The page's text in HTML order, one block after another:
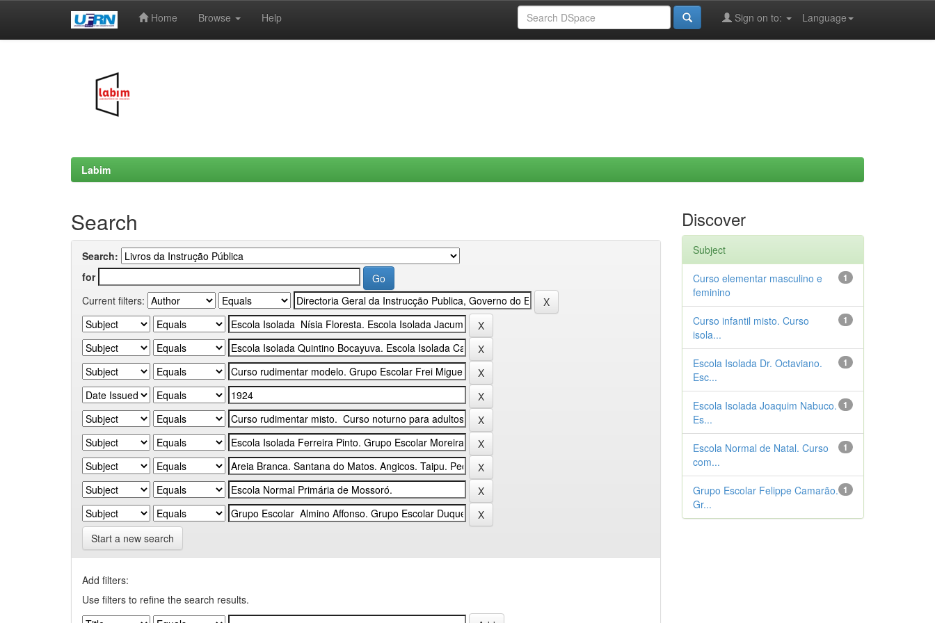
Home Browse Help Language
Sign on to:
Labim
Search
Search:
for
Current filters:
Start a new search
Add filters:
Use filters to refine the search results.
Discover
Subject
1
Curso elementar masculino e
feminino
1
Curso infantil misto. Curso
isola...
1
Escola Isolada Dr. Octaviano.
Esc...
1
Escola Isolada Joaquim Nabuco.
Es...
1
Escola Normal de Natal. Curso
com...
1
Grupo Escolar Felippe Camarão.
Gr...